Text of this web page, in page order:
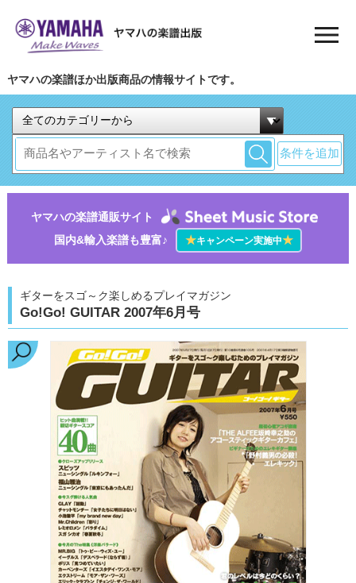
ヤマハの楽譜ほか出版商品の情報サイトです。
条件を追加
ヤマハの楽譜通販サイト
国内&輸入楽譜も豊富♪
★キャンペーン実施中★
ギターをスゴ～ク楽しめるプレイマガジン
Go!Go! GUITAR 2007年6月号